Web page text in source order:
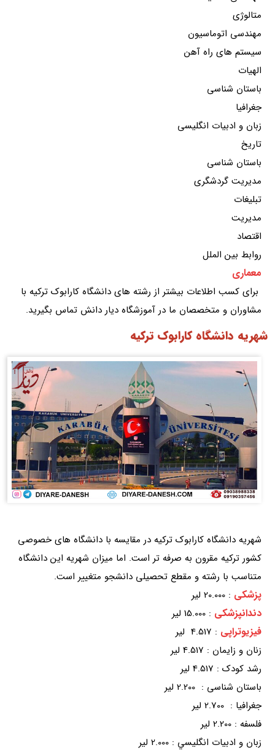
متالوژی
مهندسی اتوماسیون
سیستم های راه آهن
الهیات
باستان شناسی
جغرافیا
زبان و ادبیات انگلیسی
تاریخ
باستان شناسی
مدیریت گردشگری
تبلیغات
مدیریت
اقتصاد
روابط بین الملل
معماری
برای کسب اطلاعات بیشتر از رشته های دانشگاه کارابوک ترکیه با
مشاوران و متخصصان ما در آموزشگاه دیار دانش تماس بگیرید.
شهریه دانشگاه کارابوک ترکیه
شهریه دانشگاه کارابوک ترکیه در مقایسه با دانشگاه های خصوصی
کشور ترکیه مقرون به صرفه تر است. اما میزان شهریه این دانشگاه
متناسب با رشته و مقطع تحصیلی دانشجو متغییر است.
پزشکی : 20.000 لیر
دندانپزشکی : 15.000 لیر
فیزیوتراپی : 4.517 لیر
زنان و زایمان : 4.517 لیر
رشد کودک : 4.517 لیر
باستان ‌شناسی : 2.200 لیر
جغرافيا : 2.700 لیر
فلسفه : 2.200 لیر
زبان و ادبيات انگليسي : 2.000 لیر